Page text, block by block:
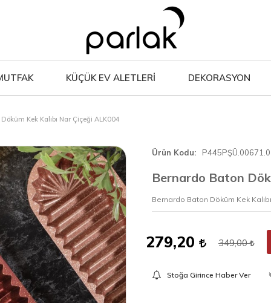
KÜÇÜK EV ALETLERİ DEKORASYON
Kek Kalıbı Nar Çiçeği ALK004
Ürün Kodu
Bernardo Baton
Bernardo Baton Döküm Kek
279,20 349,00
Stoğa Girince Haber Ver